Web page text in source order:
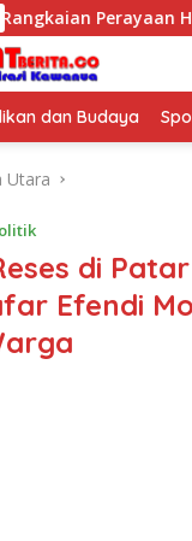
Perayaan HUT ke-
dan Budaya
Utara
di
Efendi